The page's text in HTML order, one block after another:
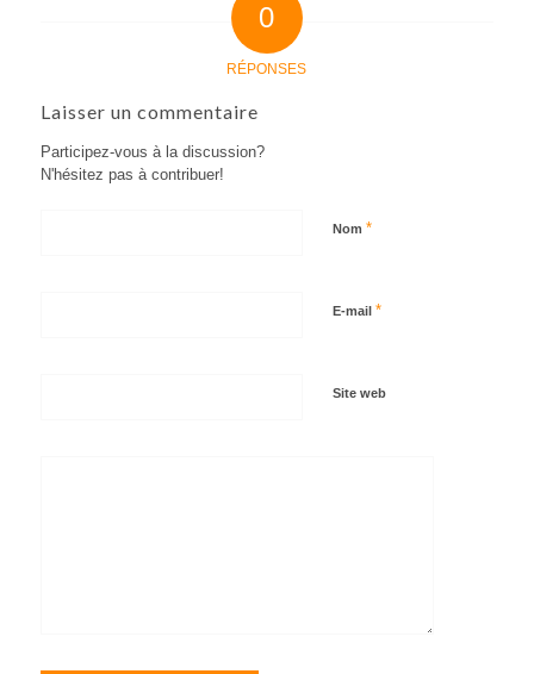
0
RÉPONSES
Laisser un commentaire
Participez-vous à la discussion?
N'hésitez pas à contribuer!
Nom *
E-mail *
Site web